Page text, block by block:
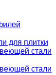
для плитки
стали
стали